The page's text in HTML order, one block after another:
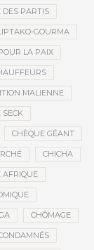
DES PARTIS
GOURMA
LA PAIX
MALIENNE
SECK
CHÈQUE GÉANT
CHICHA
AFRIQUE
CHÔMAGE